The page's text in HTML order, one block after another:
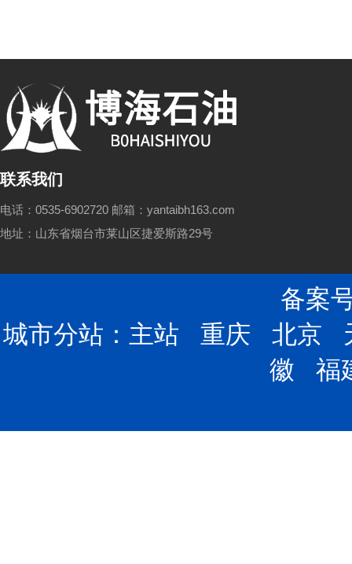
联系我们
电话：0535-6902720 邮箱：yantaibh163.com
地址：山东省烟台市莱山区捷爱斯路29号
备案
城市分站： 主站 重庆 北京
徽
福